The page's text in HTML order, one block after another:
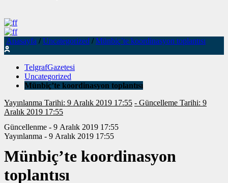
Anasayfa / Uncategorized / Münbiç’te koordinasyon toplantısı
TelgrafGazetesi
Uncategorized
Münbiç’te koordinasyon toplantısı
Yayınlanma Tarihi: 9 Aralık 2019 17:55 - Güncelleme Tarihi: 9
Aralık 2019 17:55
Güncellenme - 9 Aralık 2019 17:55
Yayınlanma - 9 Aralık 2019 17:55
Münbiç’te koordinasyon
toplantısı